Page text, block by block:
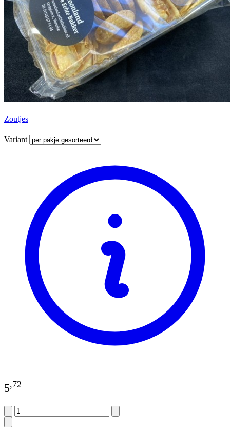
Zoutjes
Variant
5,72